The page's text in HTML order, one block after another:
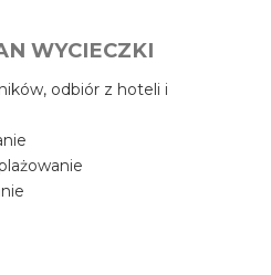
WYCIECZKI
odbiór z hoteli i